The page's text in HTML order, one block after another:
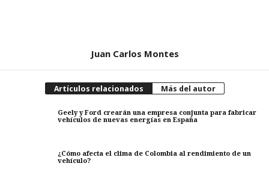
Juan Carlos Montes
Artículos relacionados Más del autor
Geely y Ford crearán una empresa conjunta para fabricar
vehículos de nuevas energías en España
¿Cómo afecta el clima de Colombia al rendimiento de un
vehículo?